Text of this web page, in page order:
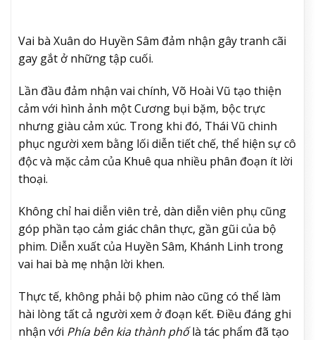
Vai bà Xuân do Huyền Sâm đảm nhận gây tranh cãi
gay gắt ở những tập cuối.
Lần đầu đảm nhận vai chính, Võ Hoài Vũ tạo thiện
cảm với hình ảnh một Cương bụi bặm, bộc trực
nhưng giàu cảm xúc. Trong khi đó, Thái Vũ chinh
phục người xem bằng lối diễn tiết chế, thể hiện sự cô
độc và mặc cảm của Khuê qua nhiều phân đoạn ít lời
thoại.
Không chỉ hai diễn viên trẻ, dàn diễn viên phụ cũng
góp phần tạo cảm giác chân thực, gần gũi của bộ
phim. Diễn xuất của Huyền Sâm, Khánh Linh trong
vai hai bà mẹ nhận lời khen.
Thực tế, không phải bộ phim nào cũng có thể làm
hài lòng tất cả người xem ở đoạn kết. Điều đáng ghi
nhận với Phía bên kia thành phốlà tác phẩm đã tạo